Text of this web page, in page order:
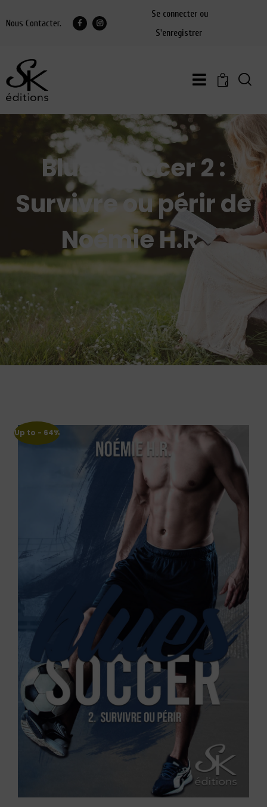
Nous Contacter.
Se connecter ou
S'enregistrer
0
Blues Soccer 2 :
Survivre ou périr de
Noémie H.R.
Up to - 64%